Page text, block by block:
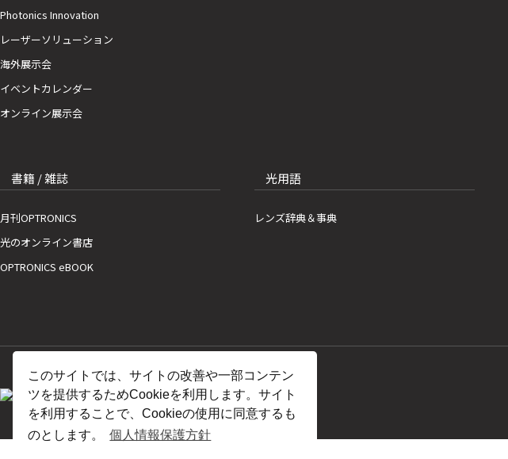
このサイトでは、サイトの改善や一部コンテン
ツを提供するためCookieを利用します。サイト
を利用することで、Cookieの使用に同意するも
のとします。
個人情報保護方針
Photonics Innovation
レーザーソリューション
海外展示会
イベントカレンダー
オンライン展示会
書籍 / 雑誌
月刊OPTRONICS
光のオンライン書店
OPTRONICS eBOOK
光用語
レンズ辞典＆事典